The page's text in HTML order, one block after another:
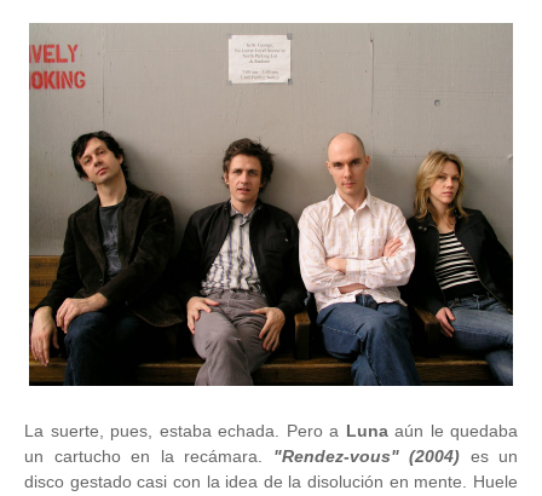
La suerte, pues, estaba echada. Pero a Lunaaún le quedaba
un cartucho en la recámara. "Rendez-vous" (2004) es un
disco gestado casi con la idea de la disolución en mente. Huele